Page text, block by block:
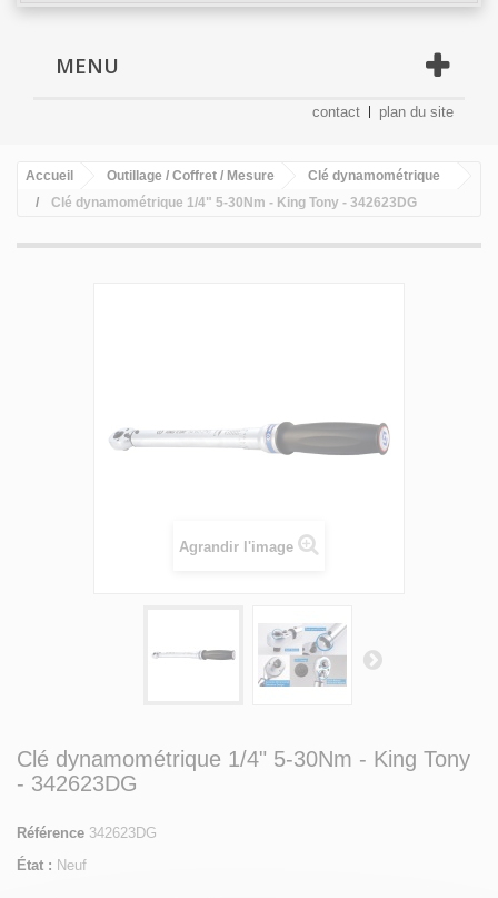
MENU
contact plan du site
Accueil Outillage / Coffret / Mesure
Clé dynamométrique
Clé dynamométrique 1/4" 5-30Nm - King Tony - 342623DG
Agrandir l'image
Clé dynamométrique 1/4" 5-30Nm - King Tony
- 342623DG
Référence 342623DG
État : Neuf